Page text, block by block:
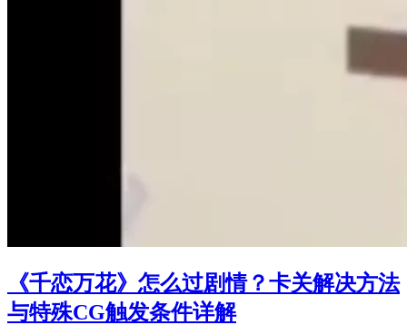
《千恋万花》怎么过剧情？卡关解决方法
与特殊CG触发条件详解